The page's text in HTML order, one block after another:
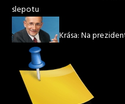
slepotu
Krása: Na